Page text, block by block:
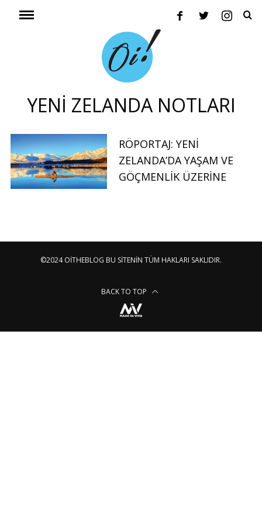
YENI ZELANDA NOTLARI
RÖPORTAJ: YENI
ZELANDA’DA YAŞAM VE
GÖÇMENLIK ÜZERINE
©2024 OITHEBLOG BU SITENIN TÜM HAKLARI SAKLIDIR.
BACK TO TOP